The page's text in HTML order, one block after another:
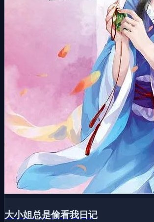
大小姐总是偷看我日记